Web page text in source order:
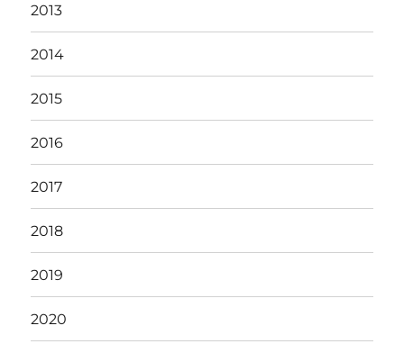
2013
2014
2015
2016
2017
2018
2019
2020